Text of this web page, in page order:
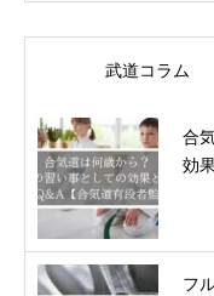
武道コラム
合
効
フ